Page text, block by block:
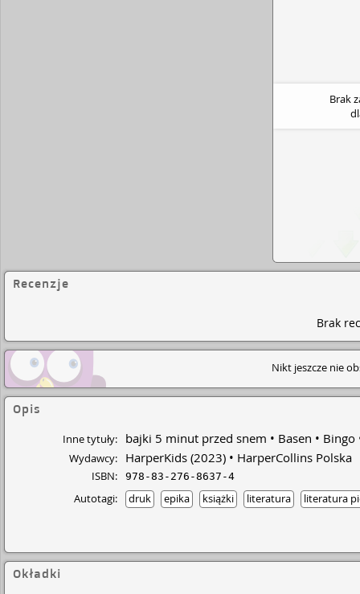
Brak
Recenzje
Brak
Nikt jeszcze nie
Opis
Inne tytuły: bajki 5 minut przed snem Basen Bingo
Wydawcy: HarperKids (2023) HarperCollins Polska
ISBN: 978-83-276-8637-4
Autotagi: druk epika książki literatura literatura
Okładki